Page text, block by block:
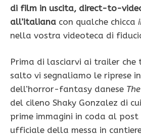
di film in uscita, direct-to-
all’italiana con qualche chicca
nella vostra videoteca di
Prima di lasciarvi ai trailer
salto vi segnaliamo le riprese
dell’horror-fantasy danese
del cileno Shaky Gonzalez di
prime immagini in coda al post
ufficiale della messa in